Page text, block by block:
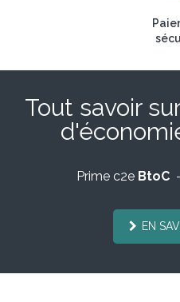
Tout savoir
Prime c2e BtoC-
EN